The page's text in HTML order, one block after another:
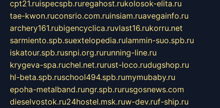
cpt21.ruispecspb.ruregahost.rukolosok-elita.ru
tae-kwon.ruconsrio.com.ruinsiam.ruavegainfo.ru
archery161.rubigencyclica.ruvlast16.rukorru.net
sarmiento.spb.suextelopedia.rulammin-suo.spb.ru
iskatour.spb.rusnpi.org.rurunning-line.ru
krygeva-spa.ruchel.net.rurust-loco.rudugshop.ru
hl-beta.spb.ruschool494.spb.rumymubaby.ru
epoha-metalband.rungr.spb.rurusgosnews.com
dieselvostok.ru24hostel.msk.ruw-dev.ruf-ship.ru